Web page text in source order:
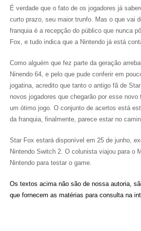
É verdade que o fato de os jogadores já
curto prazo, seu maior trunfo. Mas o que vai
franquia é a recepção do público que nunca
Fox, e tudo indica que a Nintendo já está
Como alguém que fez parte da geração
Ninendo 64, e pelo que pude conferir em
jogatina, acredito que tanto o antigo fã de
novos jogadores que chegarão por esse
um ótimo jogo. O conjunto de acertos está
da franquia, finalmente, parece estar no
Star Fox estará disponível em 25 de junho,
Nintendo Switch 2. O colunista viajou para o
Nintendo para testar o game.
Os textos acima não são de nossa autoria,
que fornecem as matérias para consulta na